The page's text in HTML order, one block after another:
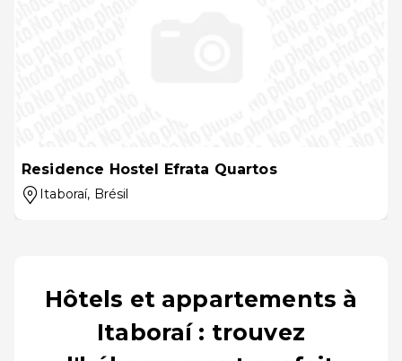
Residence Hostel Efrata Quartos
Itaboraí, Brésil
Hôtels et appartements à
Itaboraí : trouvez